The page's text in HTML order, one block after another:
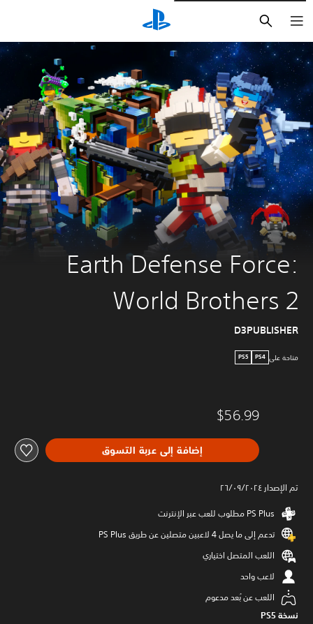
Earth Defense Force:
World Brothers 2
D3PUBLISHER
متاحة على PS4
PS5
$56.99
إضافة إلى عربة التسوق
تم الإصدار ٢٦/٠٩/٢٠٢٤
تدعم إلى ما يصل 4 لاعبين متصلين عن طريق PS Plus‏
اللعب المتصل اختياري
لاعب واحد
اللعب عن بُعد مدعوم
نسخة PS5‏